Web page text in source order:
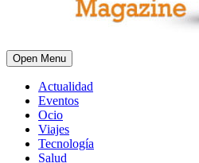
Open Menu
Actualidad
Eventos
Ocio
Viajes
Tecnología
Salud